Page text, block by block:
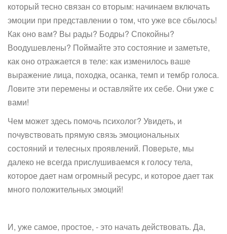
который тесно связан со вторым: начинаем включать
эмоции при представлении о том, что уже все сбылось!
Как оно вам? Вы рады? Бодры? Спокойны?
Воодушевлены? Поймайте это состояние и заметьте,
как оно отражается в теле: как изменилось ваше
выражение лица, походка, осанка, темп и тембр голоса.
Ловите эти перемены и оставляйте их себе. Они уже с
вами!
Чем может здесь помочь психолог? Увидеть, и
почувствовать прямую связь эмоциональных
состояний и телесных проявлений. Поверьте, мы
далеко не всегда прислушиваемся к голосу тела,
которое дает нам огромный ресурс, и которое дает так
много положительных эмоций!
И, уже самое, простое, - это начать действовать. Да,